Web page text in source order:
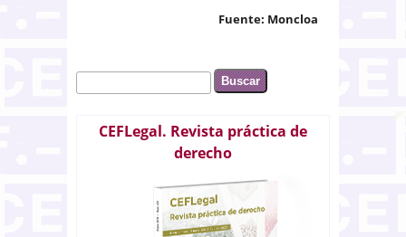
Fuente: Moncloa
Formulario de búsqueda
Buscar
CEFLegal. Revista práctica de
derecho